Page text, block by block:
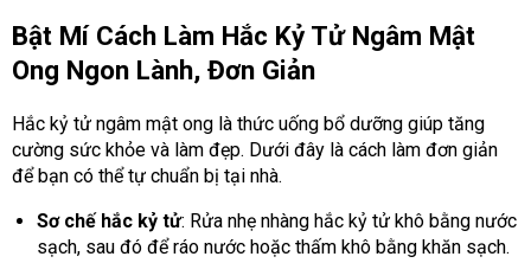
Bật Mí Cách Làm Hắc Kỷ Tử Ngâm Mật
Ong Ngon Lành, Đơn Giản
Hắc kỷ tử ngâm mật ong là thức uống bổ dưỡng giúp tăng
cường sức khỏe và làm đẹp. Dưới đây là cách làm đơn giản
để bạn có thể tự chuẩn bị tại nhà.
Sơ chế hắc kỷ tử: Rửa nhẹ nhàng hắc kỷ tử khô bằng nước
sạch, sau đó để ráo nước hoặc thấm khô bằng khăn sạch.